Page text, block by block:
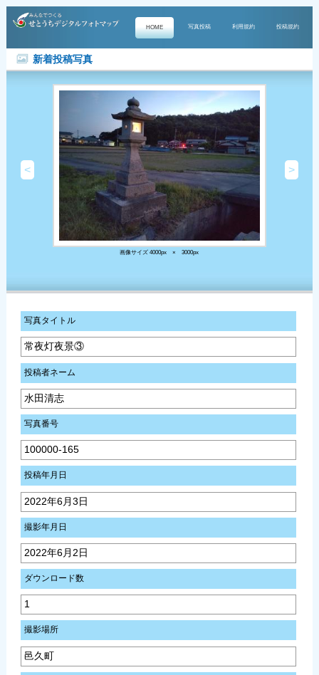
HOME 写真投稿 利用規約 投稿規約
新着投稿写真
<
画像サイズ 4000px × 3000px
>
写真タイトル
常夜灯夜景③
投稿者ネーム
水田清志
写真番号
100000-165
投稿年月日
2022年6月3日
撮影年月日
2022年6月2日
ダウンロード数
1
撮影場所
邑久町